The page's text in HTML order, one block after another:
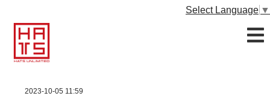
Select Language ▼
2023-10-05 11:59